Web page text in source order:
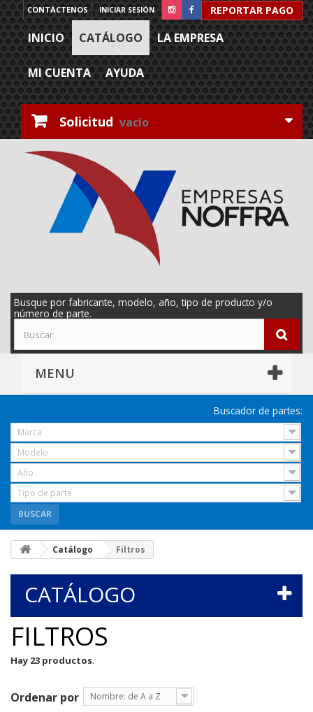
REPORTAR PAGO
INICIAR SESIÓN
CONTÁCTENOS
INICIO CATÁLOGO LA EMPRESA
MI CUENTA AYUDA
Solicitud vacío
Busque por fabricante, modelo, año, tipo de producto y/o
número de parte.
MENU
Buscador de partes:
Marca
Modelo
Año
Tipo de parte
BUSCAR
Catálogo Filtros
CATÁLOGO
FILTROS
Hay 23 productos.
Ordenar por Nombre: de A a Z